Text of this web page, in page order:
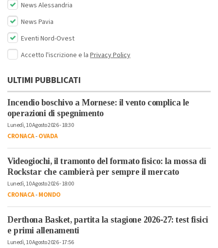
News Alessandria
News Pavia
Eventi Nord-Ovest
Accetto l'iscrizione e la Privacy Policy
ULTIMI PUBBLICATI
Incendio boschivo a Mornese: il vento complica le
operazioni di spegnimento
Lunedì, 10 Agosto 2026 - 18:30
CRONACA-OVADA
Videogiochi, il tramonto del formato fisico: la mossa di
Rockstar che cambierà per sempre il mercato
Lunedì, 10 Agosto 2026 - 18:00
CRONACA-MONDO
Derthona Basket, partita la stagione 2026-27: test fisici
e primi allenamenti
Lunedì, 10 Agosto 2026 - 17:56